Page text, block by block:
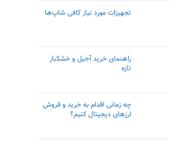
تجهیزات مورد نیاز کافی شاپ‌ها
راهنمای خرید آجیل و خشکبار
تازه
چه زمانی اقدام به خرید و فروش
ارزهای دیجیتال کنیم؟